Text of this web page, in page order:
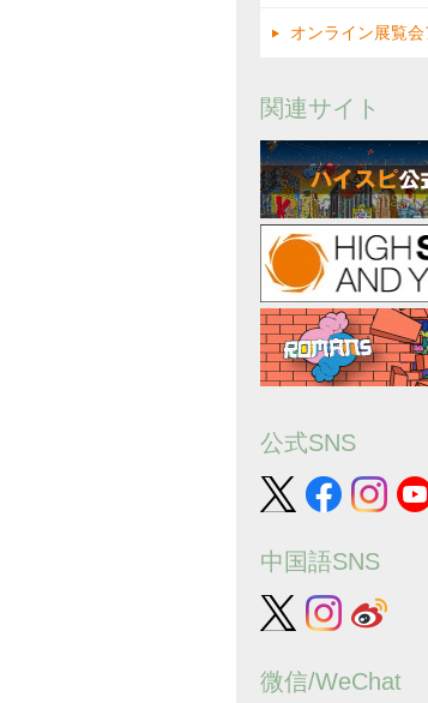
オンライン展覧
関連サイト
公式SNS
中国語SNS
微信/WeChat